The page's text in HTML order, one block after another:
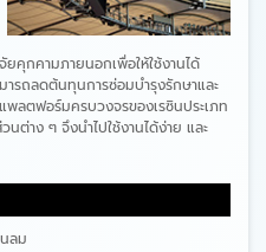
คุกคามภายนอกเพื่อให้ใช้งานได้
ารถลดต้นทุนการซ่อมบำรุงรักษาและ
ลตฟอร์มครบวงจรของเรซินประเภท
าง ๆ จึงนำไปใช้งานได้ง่าย และ
ลม